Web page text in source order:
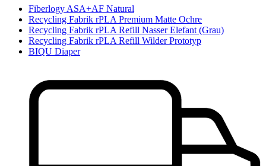
Fiberlogy ASA+AF Natural
Recycling Fabrik rPLA Premium Matte Ochre
Recycling Fabrik rPLA Refill Nasser Elefant (Grau)
Recycling Fabrik rPLA Refill Wilder Prototyp
BIQU Diaper